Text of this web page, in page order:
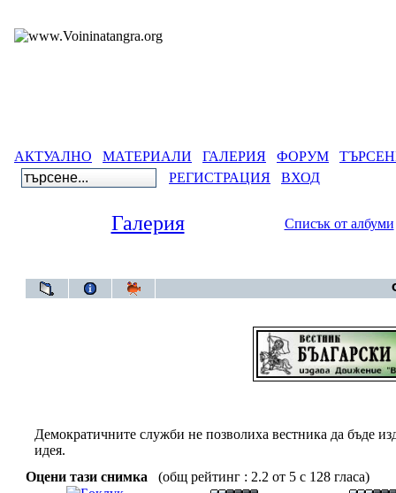
АКТУАЛНО МАТЕРИАЛИ ГАЛЕРИЯ ФОРУМ
РЕГИСТРАЦИЯ
ВХОД
Галерия Списък от албуми
Демократичните служби не позволиха вестника да бъде
идея.
Оцени тази снимка
(общ рейтинг : 2.2 от 5 с 128 гласа)